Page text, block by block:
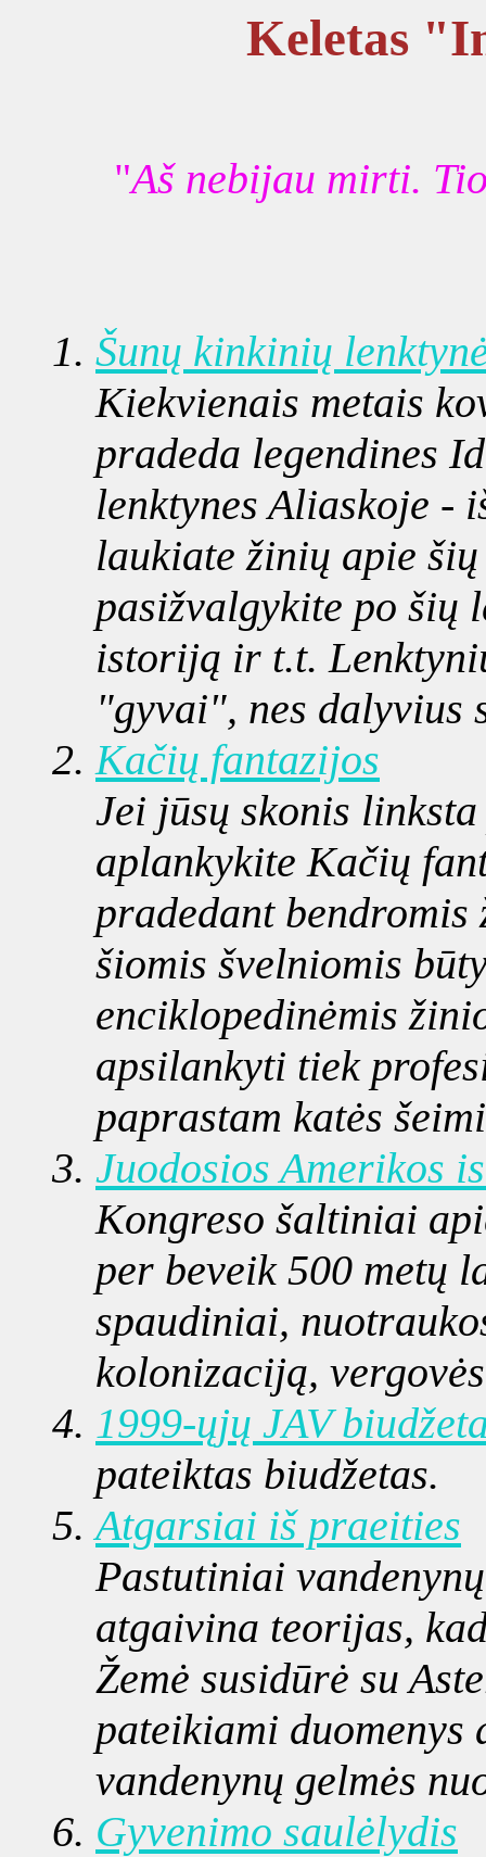
Keletas
"Aš nebijau mirti.
Šunų kinkinių
Kiekvienais metais
pradeda legendines
lenktynes Aliaskoje -
laukiate žinių apie
pasižvalgykite po šių
istoriją ir t.t.
"gyvai", nes dalyvius
Kačių fantazijos
Jei jūsų skonis
aplankykite Kačių
pradedant
šiomis švelniomis
enciklopedinėmis
apsilankyti tiek
paprastam katės
Juodosios Amerikos
Kongreso šaltiniai
per beveik 500 metų
spaudiniai,
kolonizaciją,
1999-ųjų JAV
pateiktas biudžetas.
Atgarsiai iš praeities
Pastutiniai
atgaivina teorijas,
Žemė susidūrė su
pateikiami
vandenynų gelmės
Gyvenimo saulėlydis